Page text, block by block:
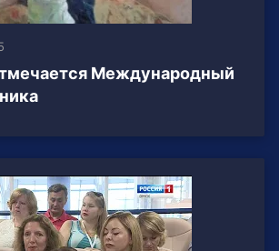
Международный